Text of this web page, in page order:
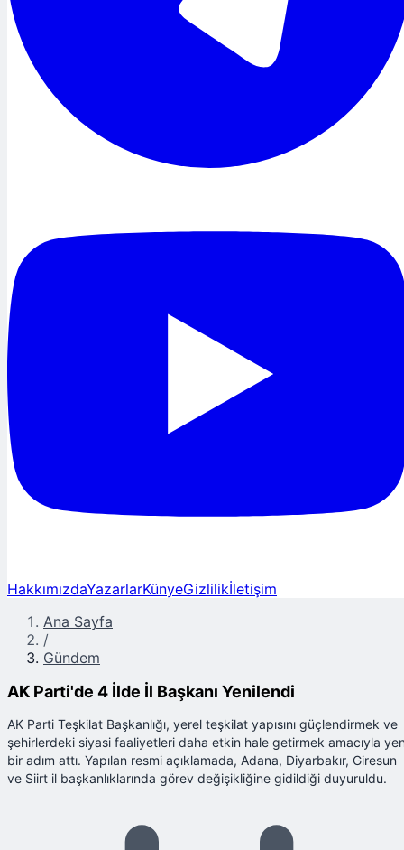
HakkımızdaYazarlarKünyeGizlilikİletişim
Ana Sayfa
/
Gündem
AK Parti'de 4 İlde İl Başkanı Yenilendi
AK Parti Teşkilat Başkanlığı, yerel teşkilat yapısını güçlendirmek ve
şehirlerdeki siyasi faaliyetleri daha etkin hale getirmek amacıyla
bir adım attı. Yapılan resmi açıklamada, Adana, Diyarbakır, Giresun
ve Siirt il başkanlıklarında görev değişikliğine gidildiği duyuruldu.